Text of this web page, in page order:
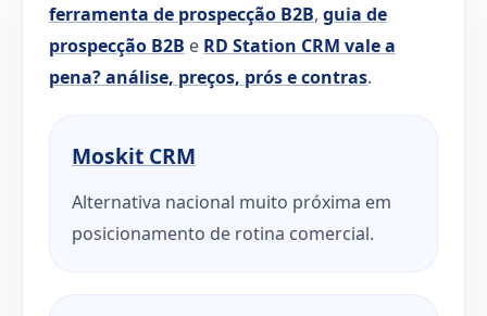
ferramenta de prospecção B2B, guia de
prospecção B2B e RD Station CRM vale a
pena? análise, preços, prós e contras.
Moskit CRM
Alternativa nacional muito próxima em
posicionamento de rotina comercial.